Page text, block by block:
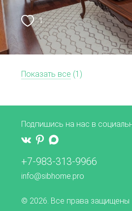
1
Показать все (1)
Подпишись на нас в
+7-983-313-9966
info@sibhome.pro
© 2026. Все права защищены